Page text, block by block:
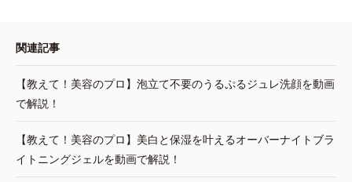
関連記事
【教えて！美容のプロ】泡立て不要のうるぷるジュレ洗顔を動画
で解説！
【教えて！美容のプロ】美白と保湿を叶えるオーバーナイトブラ
イトニングジェルを動画で解説！